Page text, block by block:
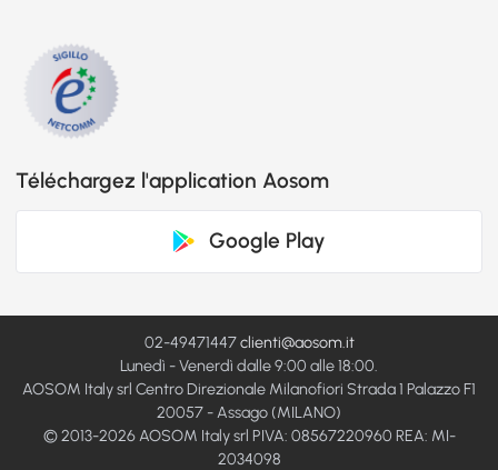
Téléchargez l'application Aosom
Google Play
02-49471447clienti@aosom.it
Lunedì - Venerdì dalle 9:00 alle 18:00.
AOSOM Italy srl Centro Direzionale Milanofiori Strada 1 Palazzo F1
20057 - Assago (MILANO)
© 2013-2026 AOSOM Italy srl PIVA: 08567220960 REA: MI-
2034098